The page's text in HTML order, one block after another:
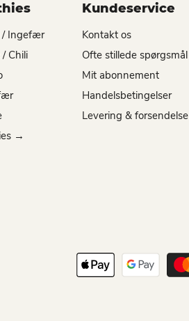
/ Ingefær
Chili
→
Kundeservice
Kontakt os
Ofte stillede spørgsmål
Mit abonnement
Handelsbetingelser
Levering & forsendelse